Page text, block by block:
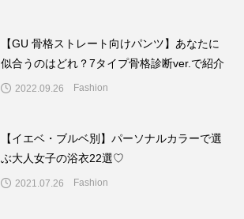
【GU 骨格ストレート向けパンツ】あなたに
似合うのはどれ？7タイプ骨格診断ver.で紹介
2022.09.26 Fashion
【イエベ・ブルベ別】パーソナルカラーで選
ぶ大人女子の浴衣22選♡
2021.07.26 Fashion